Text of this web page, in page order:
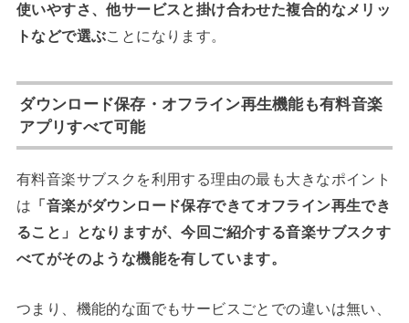
使いやすさ、他サービスと掛け合わせた複合的なメリッ
トなどで選ぶことになります。
ダウンロード保存・オフライン再生機能も有料音楽
アプリすべて可能
有料音楽サブスクを利用する理由の最も大きなポイント
は 「音楽がダウンロード保存できてオフライン再生でき
ること」となりますが、今回ご紹介する音楽サブスクす
べてがそのような機能を有しています。
つまり、機能的な面でもサービスごとでの違いは無い、